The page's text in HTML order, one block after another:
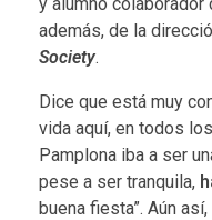
además, de la
Society.
Dice que está muy
vida aquí, en todos
Pamplona iba a ser
pese a ser tranquila,
buena fiesta”. Aún